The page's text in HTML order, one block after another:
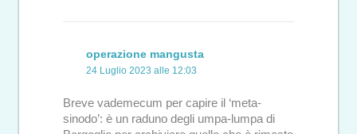
operazione mangusta
24 Luglio 2023 alle 12:03
Breve vademecum per capire il ‘meta-
sinodo’: è un raduno degli umpa-lumpa di